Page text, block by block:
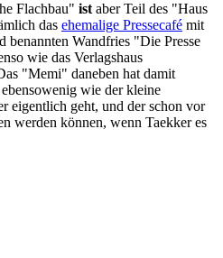
Flachbau" ist aber Teil des "Haus
das ehemalige Pressecafé mit
benannten Wandfries "Die Presse
wie das Verlagshaus
"Memi" daneben hat damit
wie der kleine
eigentlich geht, und der schon vor
werden können, wenn Taekker es